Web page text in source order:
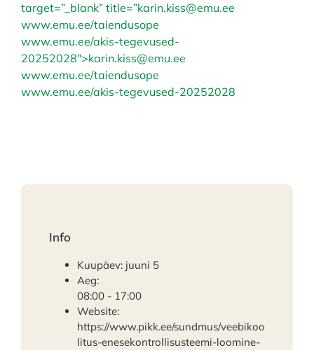
target=”_blank” title=”karin.kiss@emu.ee
www.emu.ee/taiendusope
www.emu.ee/akis-tegevused-
20252028″>karin.kiss@emu.ee
www.emu.ee/taiendusope
www.emu.ee/akis-tegevused-20252028
Info
Kuupäev: juuni 5
Aeg:
08:00 - 17:00
Website:
https://www.pikk.ee/sundmus/veebikoo
litus-enesekontrollisusteemi-loomine-